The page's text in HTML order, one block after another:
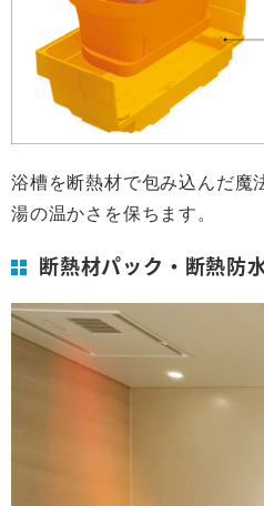
浴槽を断熱材で包み込んだ魔
湯の温かさを保ちます。
断熱材パック・断熱防